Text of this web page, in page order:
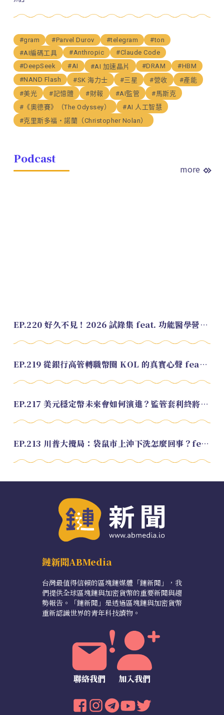
#gram #Parvel Durov #telegram
#ton
#AI編碼工具
#Anthropic
#Claude Code
#DeepSeek
#AI #AI 加速晶片 #DRAM
#HBM
#NAND Flash
#SK 海力士 #三星 #營收
#產能
#美光
#記憶體 #財報 #AI監管
#馬斯克
#《奧德賽》（The Odyssey）
#AI 人工智慧
#克里斯多福・諾蘭（Christopher Nolan）
Podcast
more
EP.220 好久不見！2026 試錄集 feat. 功能醫學營養師 美寶
EP.219 從銀行高管轉職幣圈 KOL 的真實心聲 feat.龜大
EP.217 美元穩定幣未來會如何演進？監管套利終將收斂？feat. 研究員 余哲安
EP.213 川普大攪局：袋鼠市上沖下洗怎麼回事？feat. Alvin
鏈新聞ABMedia
台灣最值得信賴的區塊鏈媒體「鏈新聞」，我
們提供全球區塊鏈與加密貨幣的重要新聞與趨
勢報告。「鏈新聞」是透過區塊鏈與加密貨幣
重新認識世界的青年科技讀物。
聯絡我們 加入我們